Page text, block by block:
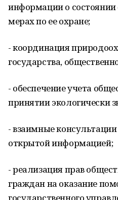
информации о
мерах по ее охране;
- координация
государства,
- обеспечение учета
принятии экологически
- взаимные
открытой информацией;
- реализация прав
граждан на оказание